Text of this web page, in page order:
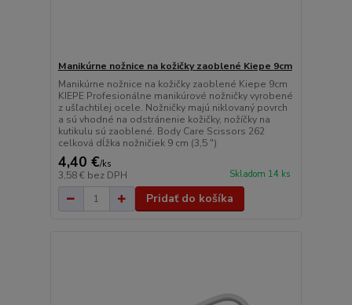
Manikúrne nožnice na kožičky zaoblené Kiepe 9cm
Manikúrne nožnice na kožičky zaoblené Kiepe 9cm
KIEPE Profesionálne manikúrové nožničky vyrobené
z ušľachtilej ocele. Nožničky majú niklovaný povrch
a sú vhodné na odstránenie kožičky, nožíčky na
kutikulu sú zaoblené. Body Care Scissors 262
celková dĺžka nožničiek 9 cm (3,5 ")
4,40 €/ks
3,58 € bez DPH Skladom 14 ks
Pridať do košíka